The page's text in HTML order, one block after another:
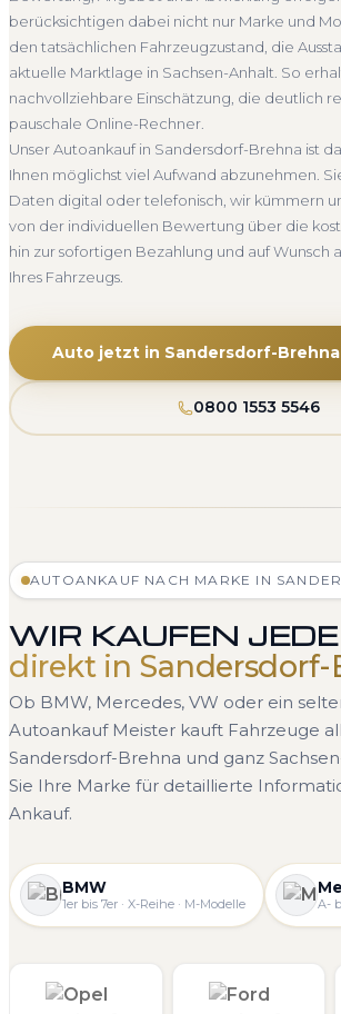
Abholung Sandersdorf-Brehna
Nicht
Barzahlung
Abmeldung inklusive
Bewertung, ein verbindliches Angebot
kompletten Service von der Abholung bis
Über 4.800 zufriedene Kunden sprechen
Seit 2010 4.800+ Ankäufe
Sachsen-Anhalt
berücksichtigen dabei nicht nur Marke und
den tatsächlichen Fahrzeugzustand, die
aktuelle Marktlage in Sachsen-Anhalt. So
nachvollziehbare Einschätzung, die deutlich
pauschale Online-Rechner.
Unser Autoankauf in Sandersdorf-Brehna ist
Ihnen möglichst viel Aufwand abzunehmen.
Daten digital oder telefonisch, wir kümmern
von der individuellen Bewertung über die
hin zur sofortigen Bezahlung und auf Wunsch
Ihres Fahrzeugs.
Auto jetzt in Sandersdorf-
0800 1553 5546
AUTOANKAUF NACH MARKE IN
WIR KAUFEN
direkt in Sandersdorf-
Ob BMW, Mercedes, VW oder ein
Autoankauf Meister kauft Fahrzeuge
Sandersdorf-Brehna und ganz
Sie Ihre Marke für detaillierte
Ankauf.
BMW
1er bis 7er · X-Reihe · M-Modelle A-